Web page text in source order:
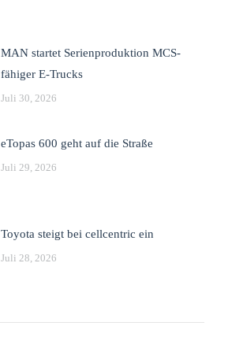
MAN startet Serienproduktion MCS-
fähiger E-Trucks
Juli 30, 2026
eTopas 600 geht auf die Straße
Juli 29, 2026
Toyota steigt bei cellcentric ein
Juli 28, 2026